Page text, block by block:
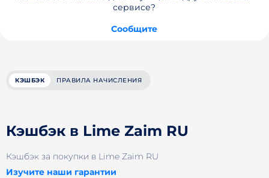
сервисе?
Сообщите
КЭШБЭК ПРАВИЛА НАЧИСЛЕНИЯ
Кэшбэк в Lime Zaim RU
Кэшбэк за покупки в Lime Zaim RU
Изучите наши гарантии